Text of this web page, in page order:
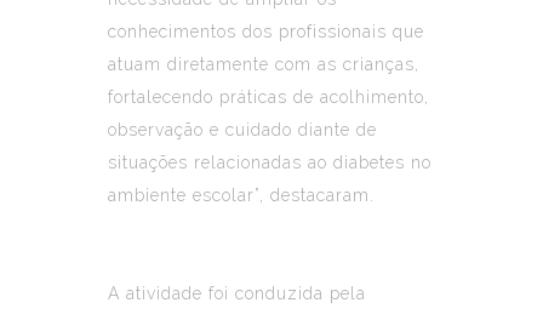
conhecimentos dos profissionais que
atuam diretamente com as crianças,
fortalecendo práticas de acolhimento,
observação e cuidado diante de
situações relacionadas ao diabetes no
ambiente escolar”, destacaram.
A atividade foi conduzida pela